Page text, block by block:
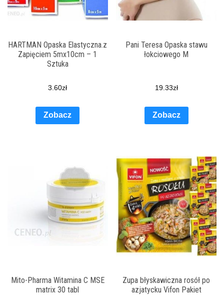
HARTMAN Opaska Elastyczna.z
Zapięciem 5mx10cm – 1
Sztuka
3.60zł
Zobacz
Pani Teresa Opaska stawu
łokciowego M
19.33zł
Zobacz
Mito-Pharma Witamina C MSE
matrix 30 tabl
Zupa błyskawiczna rosół po
azjatycku Vifon Pakiet